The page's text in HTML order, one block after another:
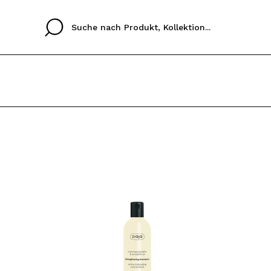
Durch die Erstellung
Einkäufe schnell